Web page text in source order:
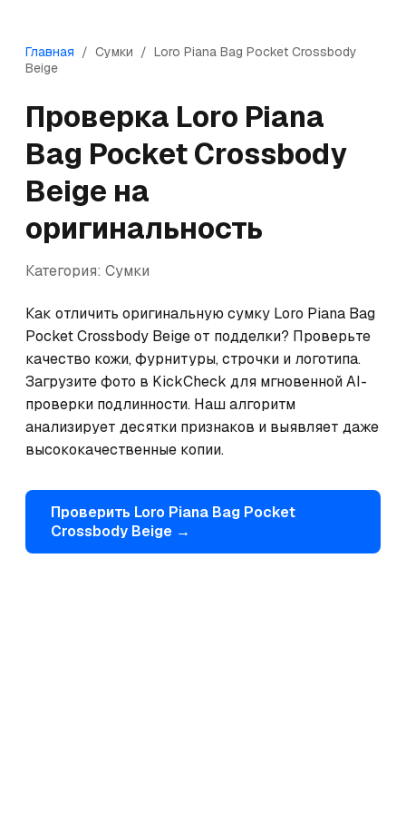
Главная / Сумки / Loro Piana Bag Pocket Crossbody
Beige
Проверка Loro Piana
Bag Pocket Crossbody
Beige на
оригинальность
Категория: Сумки
Как отличить оригинальную сумку Loro Piana Bag
Pocket Crossbody Beige от подделки? Проверьте
качество кожи, фурнитуры, строчки и логотипа.
Загрузите фото в KickCheck для мгновенной AI-
проверки подлинности. Наш алгоритм
анализирует десятки признаков и выявляет даже
высококачественные копии.
Проверить Loro Piana Bag Pocket
Crossbody Beige →